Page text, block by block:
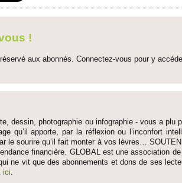
!
aux abonnés. Connectez-vous pour y
dessin, photographie ou infographie - vous a plu
qu’il appo­rte, par la réflexion ou l’inconfort
le so­urire qu’il fait monter à vos lèvres…
financière. GLOBAL est une asso­ci­ation
ne vit que des abonne­ments et dons de ses
ici